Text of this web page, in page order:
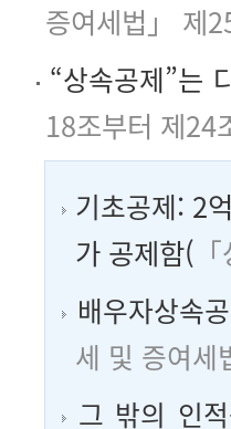
증여세법」 제
“상속공제”는
18조부터 제24
기초공제: 2
가 공제함(
배우자상속
세 및 증여
그 밖의 인